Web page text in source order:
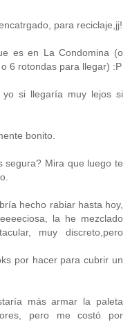
para reciclaje,jj!
es en La Condomina (o
6 rotondas para llegar) :P
yo si llegaría muy lejos si
bonito.
segura? Mira que luego te
hecho rabiar hasta hoy,
la he mezclado
muy discreto,pero
por hacer para cubrir un
más armar la paleta
pero me costó por